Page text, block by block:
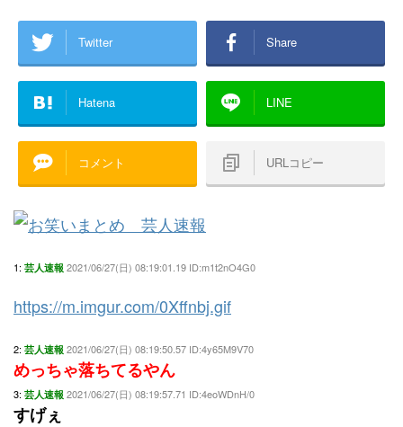
Twitter Share
Hatena LINE
コメント URLコピー
1: 芸人速報 2021/06/27(日) 08:19:01.19 ID:m1t2nO4G0
https://m.imgur.com/0Xffnbj.gif
2: 芸人速報 2021/06/27(日) 08:19:50.57 ID:4y65M9V70
めっちゃ落ちてるやん
3: 芸人速報 2021/06/27(日) 08:19:57.71 ID:4eoWDnH/0
すげぇ